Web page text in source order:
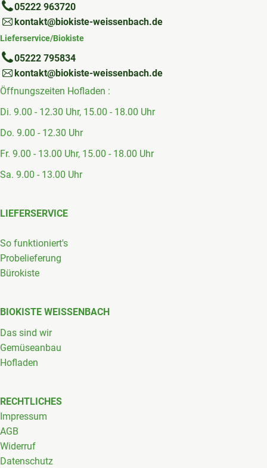
05222 963720
kontakt@biokiste-weissenbach.de
Lieferservice/Biokiste
05222 795834
kontakt@biokiste-weissenbach.de
Öffnungszeiten Hofladen :
Di. 9.00 - 12.30 Uhr, 15.00 - 18.00 Uhr
Do. 9.00 - 12.30 Uhr
Fr. 9.00 - 13.00 Uhr, 15.00 - 18.00 Uhr
Sa. 9.00 - 13.00 Uhr
LIEFERSERVICE
So funktioniert's
Probelieferung
Bürokiste
BIOKISTE WEISSENBACH
Das sind wir
Gemüseanbau
Hofladen
RECHTLICHES
Impressum
AGB
Widerruf
Datenschutz